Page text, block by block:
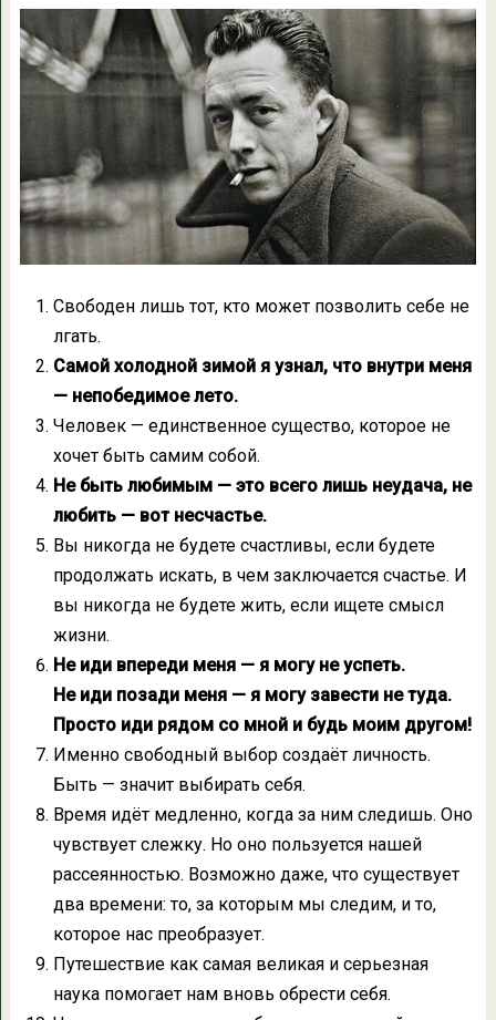
Свободен лишь тот, кто может позволить себе не
лгать.
Самой холодной зимой я узнал, что внутри меня
— непобедимое лето.
Человек — единственное существо, которое не
хочет быть самим собой.
Не быть любимым — это всего лишь неудача, не
любить — вот несчастье.
Вы никогда не будете счастливы, если будете
продолжать искать, в чем заключается счастье. И
вы никогда не будете жить, если ищете смысл
жизни.
Не иди впереди меня — я могу не успеть.
Не иди позади меня — я могу завести не туда.
Просто иди рядом со мной и будь моим другом!
Именно свободный выбор создаёт личность.
Быть — значит выбирать себя.
Время идёт медленно, когда за ним следишь. Оно
чувствует слежку. Но оно пользуется нашей
рассеянностью. Возможно даже, что существует
два времени: то, за которым мы следим, и то,
которое нас преобразует.
Путешествие как самая великая и серьезная
наука помогает нам вновь обрести себя.